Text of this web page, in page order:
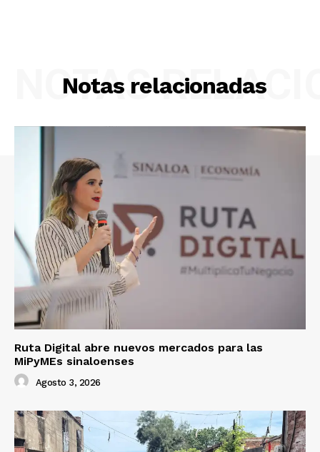
Notas relacionadas
NOTAS
Ruta Digital abre nuevos mercados para las
MiPyMEs sinaloenses
Agosto 3, 2026